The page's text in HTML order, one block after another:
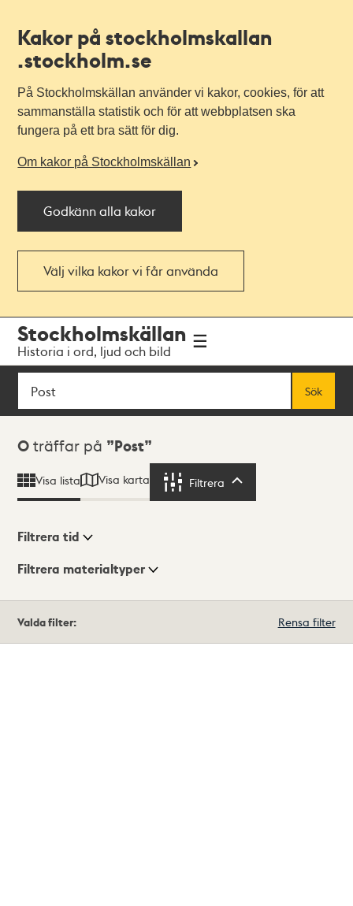
Kakor på stockholmskallan
.stockholm.se
På Stockholmskällan använder vi kakor, cookies, för att
sammanställa statistik och för att webbplatsen ska
fungera på ett bra sätt för dig.
Om kakor på Stockholmskällan
Godkänn alla kakor
Välj vilka kakor vi får använda
navigationen
huvudinnehållet
Stockholmskällan
Historia i ord, ljud och bild
Sök
Sök
Sökresultat
0 träffar på Post
Visa lista Visa karta Filtrera
Visningsläge
Filtrera tid
Filtrera materialtyper
träffar
Valda filter: Rensa filter